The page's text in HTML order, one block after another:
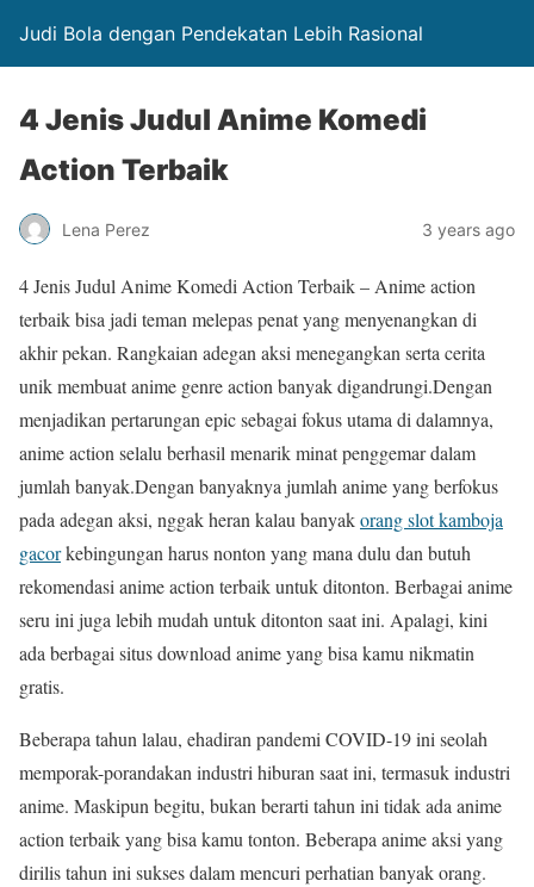
Judi Bola dengan Pendekatan Lebih Rasional
4 Jenis Judul Anime Komedi
Action Terbaik
Lena Perez 3 years ago
4 Jenis Judul Anime Komedi Action Terbaik – Anime action
terbaik bisa jadi teman melepas penat yang menyenangkan di
akhir pekan. Rangkaian adegan aksi menegangkan serta cerita
unik membuat anime genre action banyak digandrungi.Dengan
menjadikan pertarungan epic sebagai fokus utama di dalamnya,
anime action selalu berhasil menarik minat penggemar dalam
jumlah banyak.Dengan banyaknya jumlah anime yang berfokus
pada adegan aksi, nggak heran kalau banyakorang slot kamboja
gacorkebingungan harus nonton yang mana dulu dan butuh
rekomendasi anime action terbaik untuk ditonton. Berbagai anime
seru ini juga lebih mudah untuk ditonton saat ini. Apalagi, kini
ada berbagai situs download anime yang bisa kamu nikmatin
gratis.
Beberapa tahun lalau, ehadiran pandemi COVID-19 ini seolah
memporak-porandakan industri hiburan saat ini, termasuk industri
anime. Maskipun begitu, bukan berarti tahun ini tidak ada anime
action terbaik yang bisa kamu tonton. Beberapa anime aksi yang
dirilis tahun ini sukses dalam mencuri perhatian banyak orang.